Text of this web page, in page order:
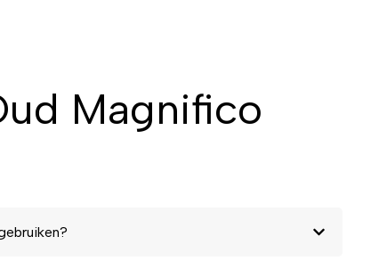
Magnifico